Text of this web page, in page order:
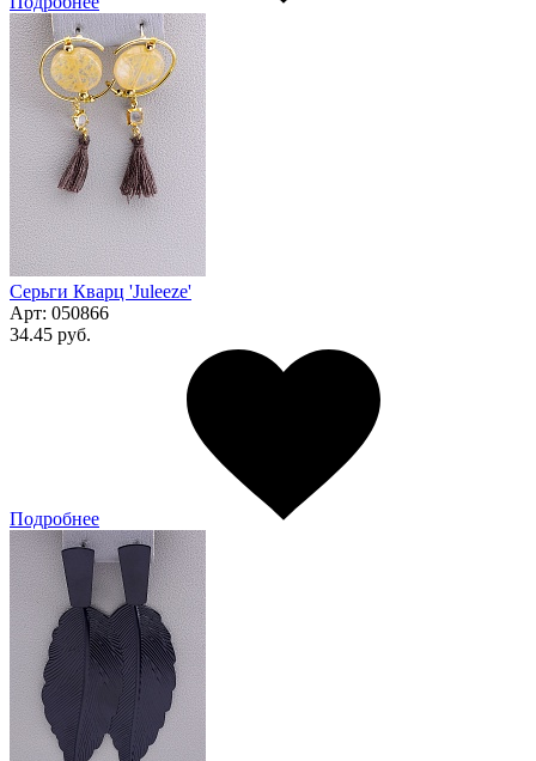
Серьги Кварц 'Juleeze'
Арт: 050866
34.45 руб.
Подробнее